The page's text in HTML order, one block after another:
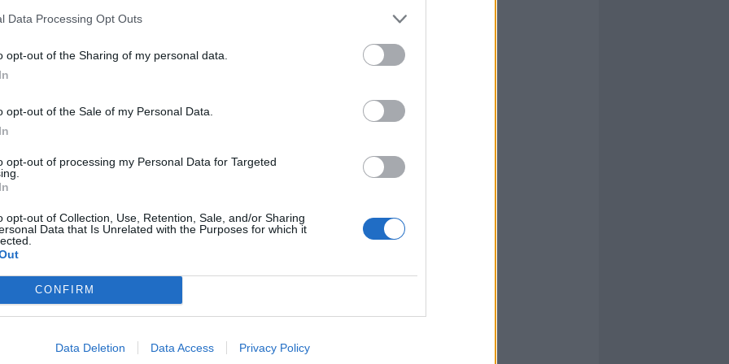
Data Processing Opt Outs
opt-out of the Sharing of my personal data.
opt-out of the Sale of my Personal Data.
opt-out of processing my Personal Data for Targeted
opt-out of Collection, Use, Retention, Sale, and/or Sharing
Data that Is Unrelated with the Purposes for which it
CONFIRM
Data Deletion Data Access Privacy Policy
per la protezione di quelle aree
dell'annessione considera attacchi
combattimenti in quelle zone.
Video su questo argomento
Zelensky chiede
l'adesione alla Nato